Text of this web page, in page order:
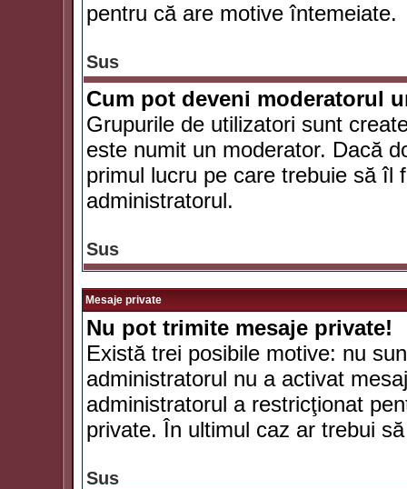
pentru că are motive întemeiate.
Sus
Cum pot deveni moderatorul
Grupurile de utilizatori sunt
este numit un moderator. Dacă
primul lucru pe care trebuie să îl
administratorul.
Sus
Mesaje private
Nu pot trimite mesaje private!
Există trei posibile motive: nu
administratorul nu a activat
administratorul a restricţionat
private. În ultimul caz ar trebui
Sus